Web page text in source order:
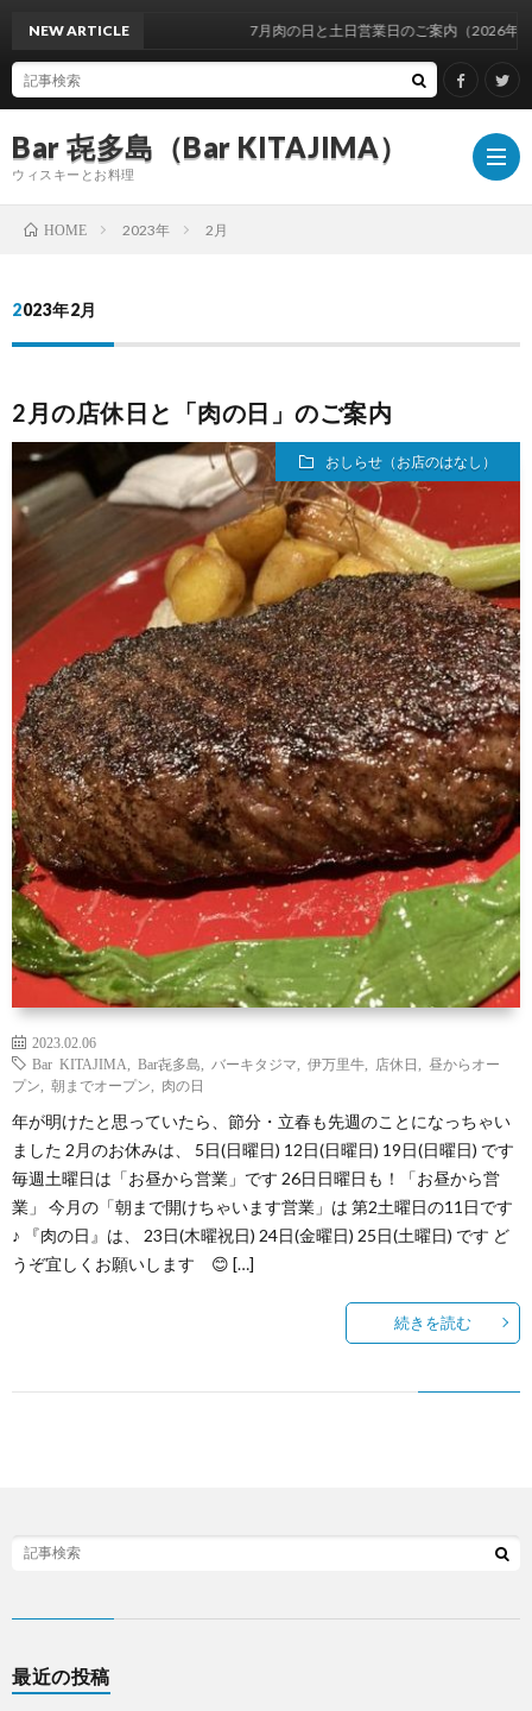
Bar 㐂多島（Bar KITAJIMA）
ウィスキーとお料理
し
せ
（お
店
の
は
な
し）
イ
ン
ト
ィ
ス
キ
ー
の
つ
く
り
か
ウ
ィ
ス
キ
ー
の
お
は
な
し
ウ
ィ
ス
キ
ー
の
ご
し
ょ
う
か
マ
ッ
プ・
営
業
時
間
NEW ARTICLE 7月肉の日と土日営業日のご案内（2026年）
HOME 2023年 2月
2023年2月
2月の店休日と「肉の日」のご案内
おしらせ（お店のはなし）
2023.02.06
Bar KITAJIMA
Bar㐂多島 バーキタジマ 伊万里牛 店休日
昼からオー
プン
朝までオープン 肉の日
年が明けたと思っていたら、節分・立春も先週のことになっちゃい
ました 2月のお休みは、 5日(日曜日) 12日(日曜日) 19日(日曜日) です
毎週土曜日は「お昼から営業」です 26日日曜日も！「お昼から営
業」 今月の「朝まで開けちゃいます営業」は 第2土曜日の11日です
♪ 『肉の日』は、 23日(木曜祝日) 24日(金曜日) 25日(土曜日) です ど
うぞ宜しくお願いします 😊 […]
続きを読む
最近の投稿